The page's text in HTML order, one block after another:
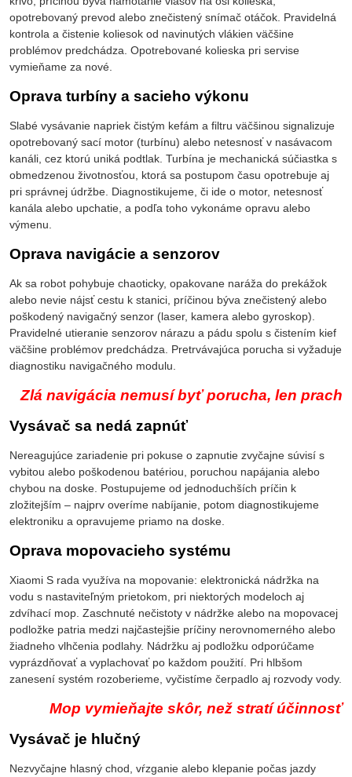
opotrebovaný prevod alebo znečistený snímač otáčok. Pravidelná
kontrola a čistenie koliesok od navinutých vlákien väčšine
problémov predchádza. Opotrebované kolieska pri servise
vymieňame za nové.
Oprava turbíny a sacieho výkonu
Slabé vysávanie napriek čistým kefám a filtru väčšinou signalizuje
opotrebovaný sací motor (turbínu) alebo netesnosť v nasávacom
kanáli, cez ktorú uniká podtlak. Turbína je mechanická súčiastka s
obmedzenou životnosťou, ktorá sa postupom času opotrebuje aj
pri správnej údržbe. Diagnostikujeme, či ide o motor, netesnosť
kanála alebo upchatie, a podľa toho vykonáme opravu alebo
výmenu.
Oprava navigácie a senzorov
Ak sa robot pohybuje chaoticky, opakovane naráža do prekážok
alebo nevie nájsť cestu k stanici, príčinou býva znečistený alebo
poškodený navigačný senzor (laser, kamera alebo gyroskop).
Pravidelné utieranie senzorov nárazu a pádu spolu s čistením kief
väčšine problémov predchádza. Pretrvávajúca porucha si vyžaduje
diagnostiku navigačného modulu.
Zlá navigácia nemusí byť porucha, len prach
Vysávač sa nedá zapnúť
Nereagujúce zariadenie pri pokuse o zapnutie zvyčajne súvisí s
vybitou alebo poškodenou batériou, poruchou napájania alebo
chybou na doske. Postupujeme od jednoduchších príčin k
zložitejším – najprv overíme nabíjanie, potom diagnostikujeme
elektroniku a opravujeme priamo na doske.
Oprava mopovacieho systému
Xiaomi S rada využíva na mopovanie: elektronická nádržka na
vodu s nastaviteľným prietokom, pri niektorých modeloch aj
zdvíhací mop. Zaschnuté nečistoty v nádržke alebo na mopovacej
podložke patria medzi najčastejšie príčiny nerovnomerného alebo
žiadneho vlhčenia podlahy. Nádržku aj podložku odporúčame
vyprázdňovať a vyplachovať po každom použití. Pri hlbšom
zanesení systém rozoberieme, vyčistíme čerpadlo aj rozvody vody.
Mop vymieňajte skôr, než stratí účinnosť
Vysávač je hlučný
Nezvyčajne hlasný chod, vŕzganie alebo klepanie počas jazdy